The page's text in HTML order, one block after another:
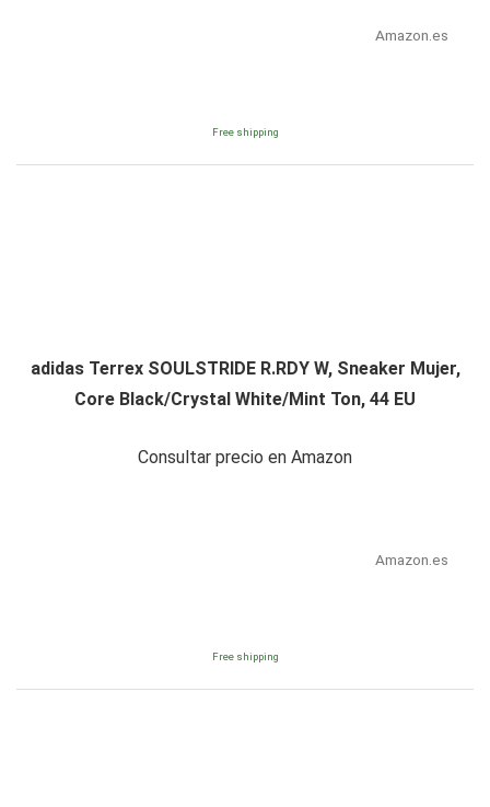
Amazon.es
Free shipping
adidas Terrex SOULSTRIDE R.RDY W, Sneaker Mujer,
Core Black/Crystal White/Mint Ton, 44 EU
Consultar precio en Amazon
Amazon.es
Free shipping